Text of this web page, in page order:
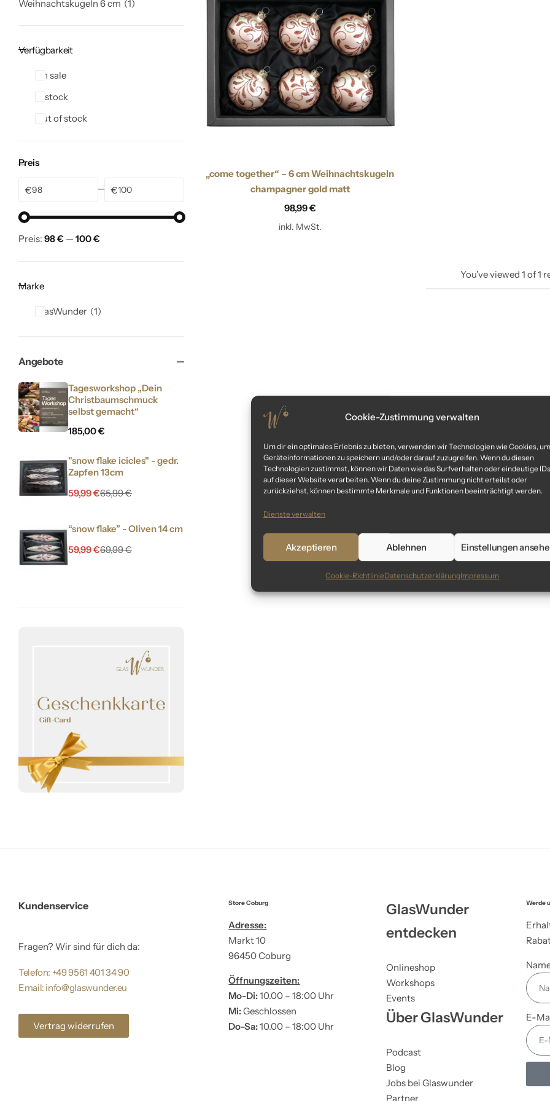
Cookie-Zustimmung verwalten
Um dir ein optimales Erlebnis zu bieten, verwenden wir Technologien wie Cookies, um
Geräteinformationen zu speichern und/oder darauf zuzugreifen. Wenn du diesen
Technologien zustimmst, können wir Daten wie das Surfverhalten oder eindeutige IDs
auf dieser Website verarbeiten. Wenn du deine Zustimmung nicht erteilst oder
zurückziehst, können bestimmte Merkmale und Funktionen beeinträchtigt werden.
Dienste verwalten
Akzeptieren Ablehnen Einstellungen
Cookie-RichtlinieDatenschutzerklärungImpressum
„come together“ – 6 cm Weihnachtskugeln
champagner gold matt
98,99€
inkl. MwSt.
You've viewed 1 of1
Weihnachtskugeln 6 cm
1
Verfügbarkeit
On sale
In stock
Out of stock
Preis
€ €
Preis: 98 € — 100 €
Marke
GlasWunder 1
Angebote
Tagesworkshop „Dein
Christbaumschmuck
selbst gemacht“
185,00€
"snow flake icicles" - gedr.
Zapfen 13cm
65,99€
59,99€
“snow flake” - Oliven 14 cm
69,99€
59,99€
Kundenservice
Fragen? Wir sind für dich da:
Telefon: +49 9561 401 34 90
Email: info@glaswunder.eu
Vertrag widerrufen
Store Coburg
Adresse:
Markt 10
96450 Coburg
Öffnungszeiten:
Mo-Di:10.00 – 18:00 Uhr
Mi:Geschlossen
Do-Sa:10.00 – 18:00 Uhr
GlasWunder
entdecken
Onlineshop
Workshops
Events
Über GlasWunder
Podcast
Blog
Jobs bei Glaswunder
Partner
Werde
E-
Zapfen